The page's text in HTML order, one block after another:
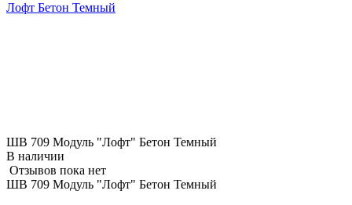
Лофт Бетон Темный
ШВ 709 Модуль "Лофт" Бетон Темный
В наличии
Отзывов пока нет
ШВ 709 Модуль "Лофт" Бетон Темный